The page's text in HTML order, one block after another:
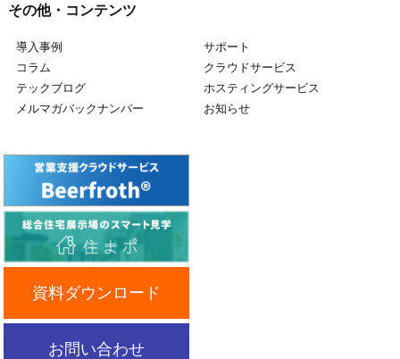
その他・コンテンツ
導入事例
コラム
テックブログ
メルマガバックナンバー
サポート
クラウドサービス
ホスティングサービス
お知らせ
資料ダウンロード
お問い合わせ